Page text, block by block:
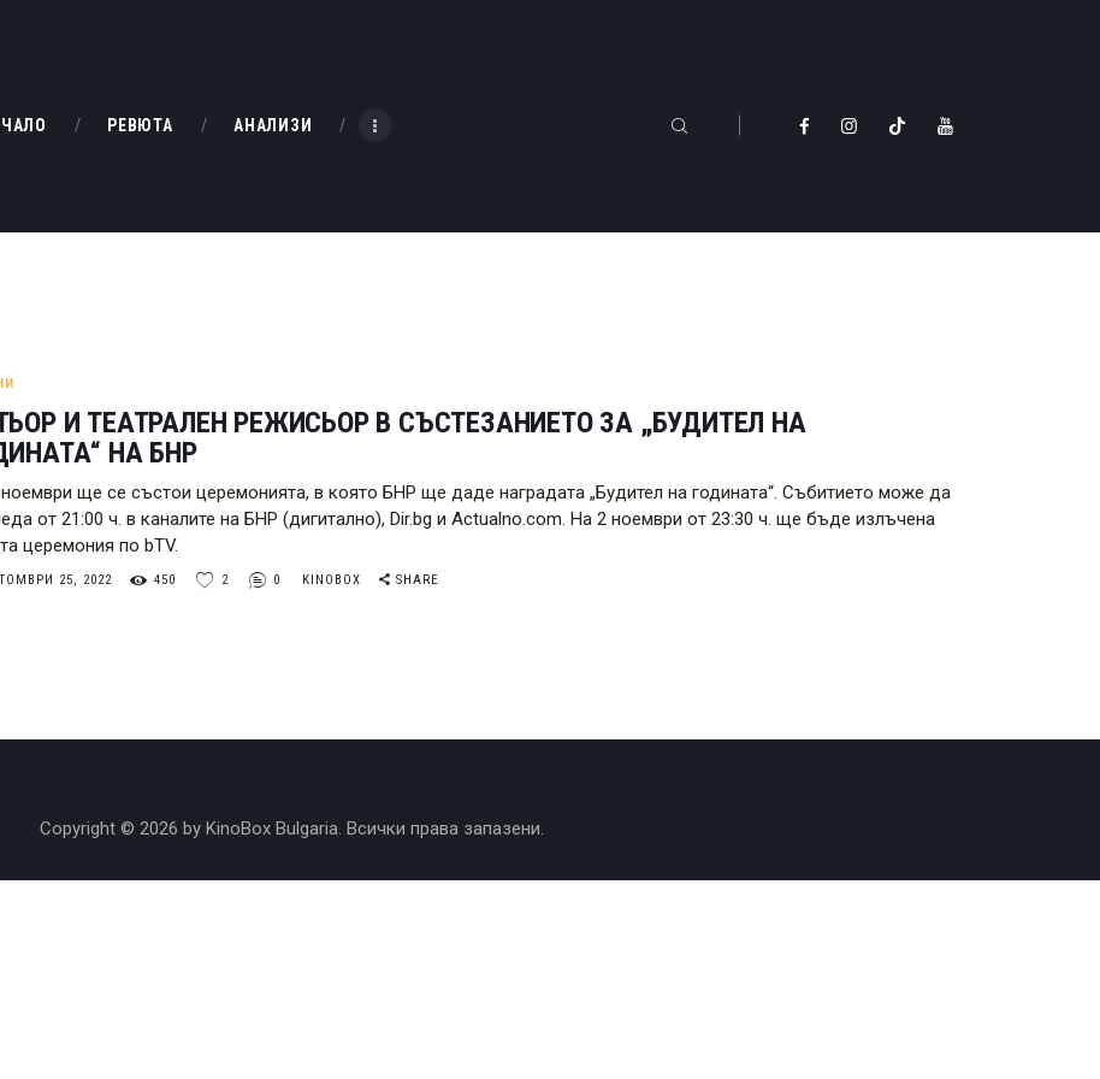
РЕВЮТА АНАЛИЗИ
РЕВЮТА
БАХТИ НАГРАДИТЕ
И ТЕАТРАЛЕН РЕЖИСЬОР В СЪСТЕЗАНИЕТО ЗА „БУДИТЕЛ НА
НА БНР
ще се състои церемонията, в която БНР ще даде наградата „Будител на годината“. Събитието може да
от 21:00 ч. в каналите на БНР (дигитално), Dir.bg и Actualno.com. На 2 ноември от 23:30 ч. ще бъде излъчена
церемония по bTV.
25, 2022 450 2 0 KINOBOX SHARE
Copyright © 2026 by KinoBox Bulgaria. Всички права запазени.